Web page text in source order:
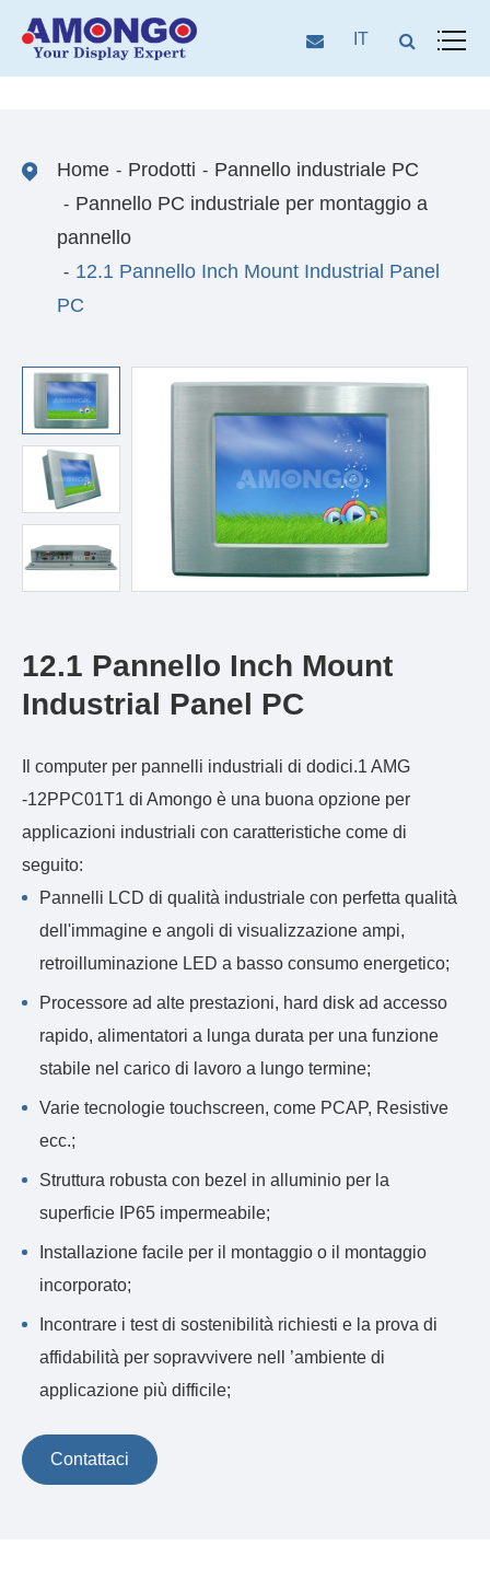
IT
Home Prodotti
Pannello industriale PC
Pannello PC industriale per montaggio a
pannello
12.1 Pannello Inch Mount Industrial Panel
PC
12.1 Pannello Inch Mount
Industrial Panel PC
Il computer per pannelli industriali di dodici.1 AMG
-12PPC01T1 di Amongo è una buona opzione per
applicazioni industriali con caratteristiche come di
seguito:
Pannelli LCD di qualità industriale con perfetta qualità
dell'immagine e angoli di visualizzazione ampi,
retroilluminazione LED a basso consumo energetico;
Processore ad alte prestazioni, hard disk ad accesso
rapido, alimentatori a lunga durata per una funzione
stabile nel carico di lavoro a lungo termine;
Varie tecnologie touchscreen, come PCAP, Resistive
ecc.;
Struttura robusta con bezel in alluminio per la
superficie IP65 impermeabile;
Installazione facile per il montaggio o il montaggio
incorporato;
Incontrare i test di sostenibilità richiesti e la prova di
affidabilità per sopravvivere nell ’ambiente di
applicazione più difficile;
Contattaci